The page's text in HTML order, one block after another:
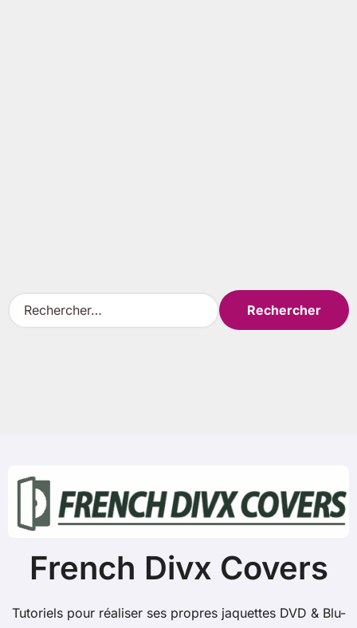
R
e
French Divx Covers
Tutoriels pour réaliser ses propres jaquettes DVD & Blu-